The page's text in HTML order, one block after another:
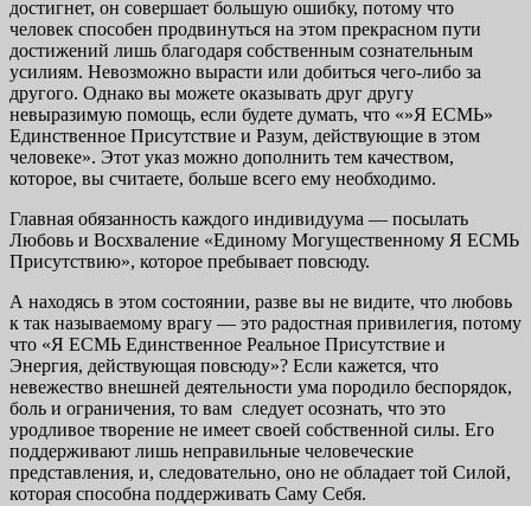
достигнет, он совершает большую ошибку, потому что
человек способен продвинуться на этом прекрасном пути
достижений лишь благодаря собственным сознательным
усилиям. Невозможно вырасти или добиться чего-либо за
другого. Однако вы можете оказывать друг другу
невыразимую помощь, если будете думать, что «»Я ЕСМЬ»
Единственное Присутствие и Разум, действующие в этом
человеке». Этот указ можно дополнить тем качеством,
которое, вы считаете, больше всего ему необходимо.
Главная обязанность каждого индивидуума — посылать
Любовь и Восхваление «Единому Могущественному Я ЕСМЬ
Присутствию», которое пребывает повсюду.
А находясь в этом состоянии, разве вы не видите, что любовь
к так называемому врагу — это радостная привилегия, потому
что «Я ЕСМЬ Единственное Реальное Присутствие и
Энергия, действующая повсюду»? Если кажется, что
невежество внешней деятельности ума породило беспорядок,
боль и ограничения, то вам следует осознать, что это
уродливое творение не имеет своей собственной силы. Его
поддерживают лишь неправильные человеческие
представления, и, следовательно, оно не обладает той Силой,
которая способна поддерживать Саму Себя.